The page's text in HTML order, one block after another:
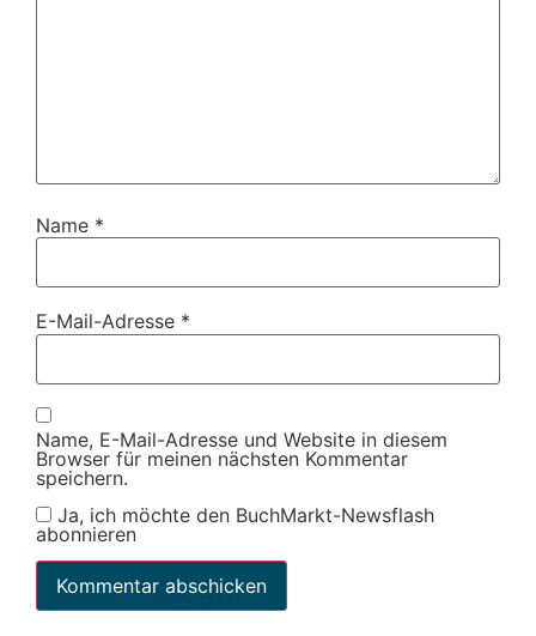
Name *
E-Mail-Adresse *
Name, E-Mail-Adresse und Website in diesem
Browser für meinen nächsten Kommentar
speichern.
Ja, ich möchte den BuchMarkt-Newsflash
abonnieren